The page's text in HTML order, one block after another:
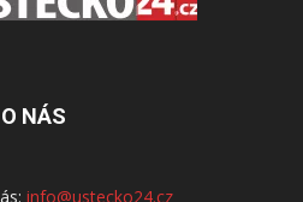
O NÁS
info@ustecko24.cz